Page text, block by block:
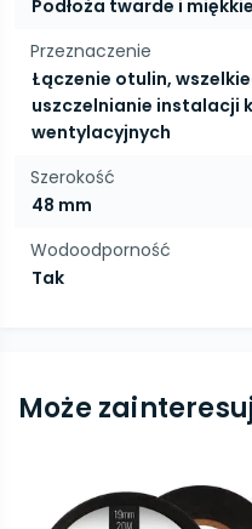
Podłoża twarde i miękkie
Przeznaczenie
Łączenie otulin,
uszczelnianie instalacji
wentylacyjnych
Szerokość
48 mm
Wodoodporność
Tak
Może